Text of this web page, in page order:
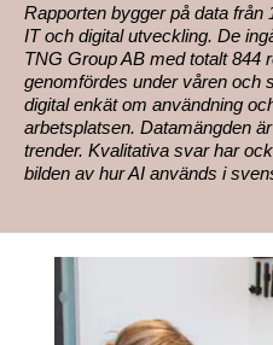
Rapporten bygger på data från
IT och digital utveckling. De
TNG Group AB med totalt 844
genomfördes under våren och
digital enkät om användning
arbetsplatsen. Datamängden
trender. Kvalitativa svar har
bilden av hur AI används i